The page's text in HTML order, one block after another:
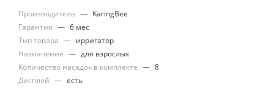
Производитель — KaringBee
Гарантия — 6 мес
Тип товара — ирригатор
Назначение — для взрослых
Количество насадок в комплекте — 8
Дисплей — есть